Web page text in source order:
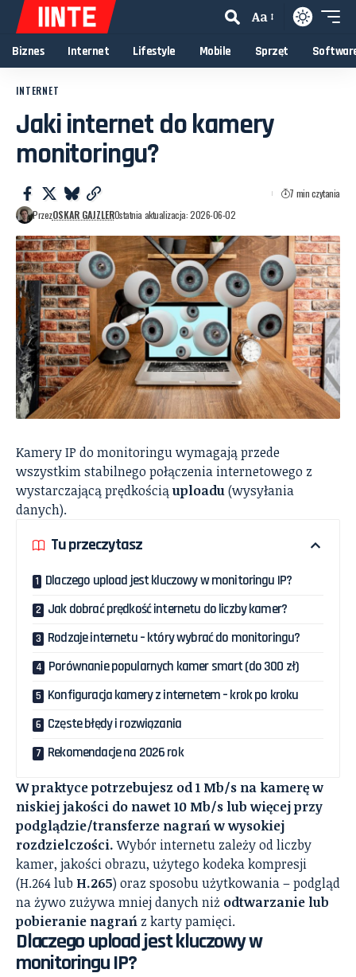
Aa
Biznes Internet Lifestyle Mobile Sprzęt
INTERNET
Jaki internet do kamery
monitoringu?
PrzezOSKAR GAJZLEROstatnia aktualizacja: 2026-06-02
7 min czytania
Kamery IP do monitoringu wymagają przede
wszystkim stabilnego połączenia internetowego z
wystarczającą prędkościąuploadu(wysyłania
danych).
Tu przeczytasz
Dlaczego upload jest kluczowy w monitoringu IP?
Jak dobrać prędkość internetu do liczby kamer?
Rodzaje internetu – który wybrać do monitoringu?
Porównanie popularnych kamer smart (do 300 zł)
Konfiguracja kamery z internetem – krok po kroku
Częste błędy i rozwiązania
Rekomendacje na 2026 rok
W praktyce potrzebujesz od 1 Mb/s na kamerę w
niskiej jakości do nawet 10 Mb/s lub więcej przy
podglądzie/transferze nagrań w wysokiej
rozdzielczości.Wybór internetu zależy od liczby
kamer, jakości obrazu, użytego kodeka kompresji
(H.264 lub H.265) oraz sposobu użytkowania – podgląd
na żywo zużywa mniej danych niż odtwarzanie lub
pobieranie nagrań z karty pamięci.
Dlaczego upload jest kluczowy w
monitoringu IP?